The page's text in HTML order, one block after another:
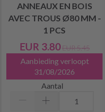
ANNEAUX EN BOIS
AVEC TROUS Ø80 MM -
1 PCS
EUR 3.80 EUR 5.45
Aanbieding verloopt
31/08/2026
Aantal